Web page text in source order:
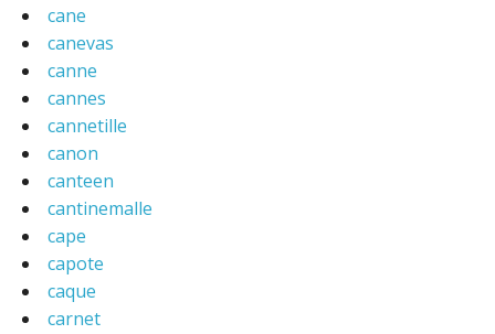
cane
canevas
canne
cannes
cannetille
canon
canteen
cantinemalle
cape
capote
caque
carnet